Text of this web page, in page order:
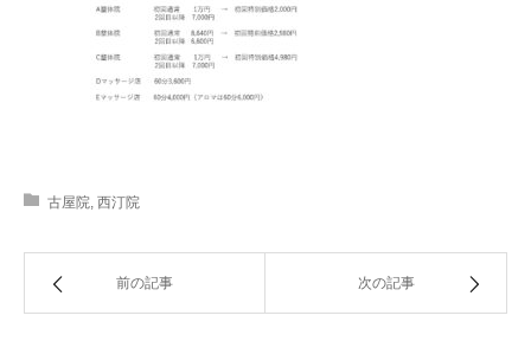
古屋院 西汀院
前の記事 次の記事